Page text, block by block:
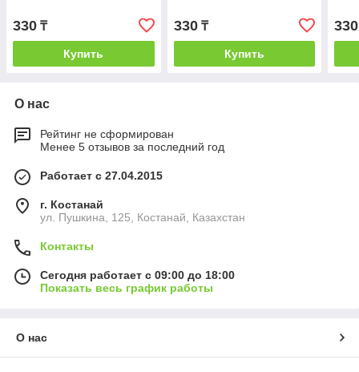
330 ₸
Купить
330₸
Купить
330
О нас
Рейтинг не сформирован
Менее 5 отзывов за последний год
Работает с 27.04.2015
г. Костанай
ул. Пушкина, 125, Костанай, Казахстан
Контакты
Сегодня работает с 09:00 до 18:00
Показать весь график работы
О нас